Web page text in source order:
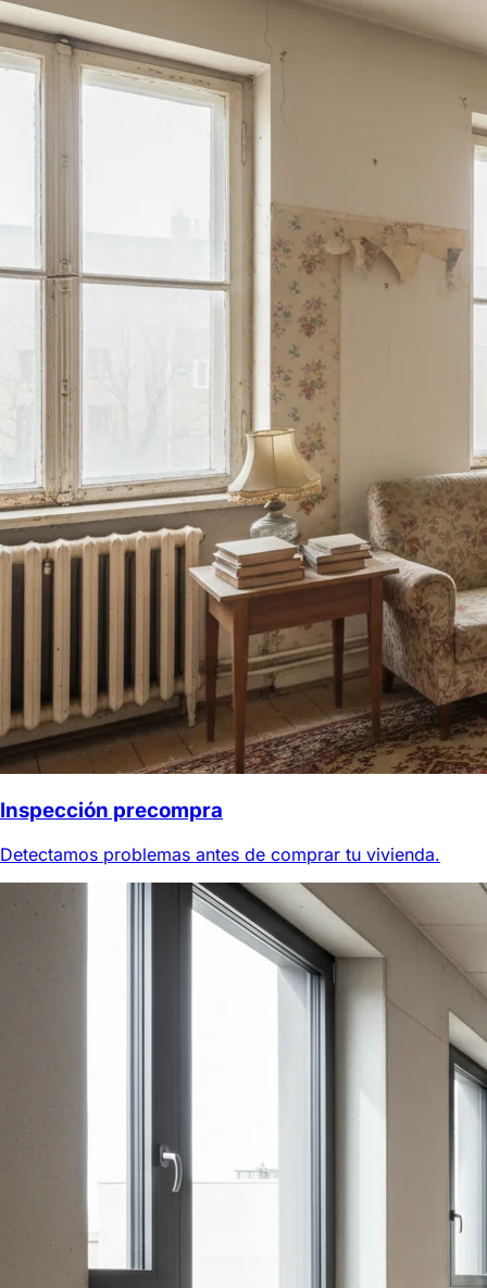
Inspección precompra
Detectamos problemas antes de comprar tu vivienda.